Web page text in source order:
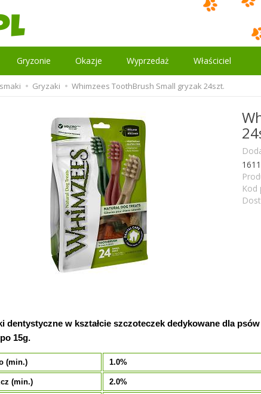
Gryzonie Okazje Wyprzedaż Właściciel
Gryzaki Whimzees ToothBrush Small gryzak 24szt.
1611
Kod
dentystyczne w kształcie szczoteczek dedykowane dla
15g.
(min.) 1.0%
(min.) 2.0%